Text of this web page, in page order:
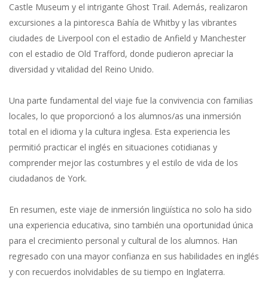
Castle Museum y el intrigante Ghost Trail. Además, realizaron
excursiones a la pintoresca Bahía de Whitby y las vibrantes
ciudades de Liverpool con el estadio de Anfield y Manchester
con el estadio de Old Trafford, donde pudieron apreciar la
diversidad y vitalidad del Reino Unido.
Una parte fundamental del viaje fue la convivencia con familias
locales, lo que proporcionó a los alumnos/as una inmersión
total en el idioma y la cultura inglesa. Esta experiencia les
permitió practicar el inglés en situaciones cotidianas y
comprender mejor las costumbres y el estilo de vida de los
ciudadanos de York.
En resumen, este viaje de inmersión lingüística no solo ha sido
una experiencia educativa, sino también una oportunidad única
para el crecimiento personal y cultural de los alumnos. Han
regresado con una mayor confianza en sus habilidades en inglés
y con recuerdos inolvidables de su tiempo en Inglaterra.